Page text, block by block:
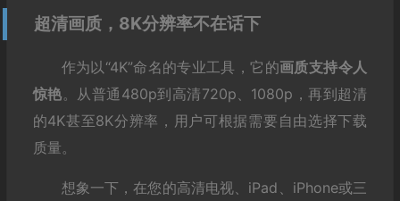
超清画质，8K分辨率不在话下
作为以“4K”命名的专业工具，它的画质支持令人
惊艳。从普通480p到高清720p、1080p，再到超清
的4K甚至8K分辨率，用户可根据需要自由选择下载
质量。
想象一下，在您的高清电视、iPad、iPhone或三